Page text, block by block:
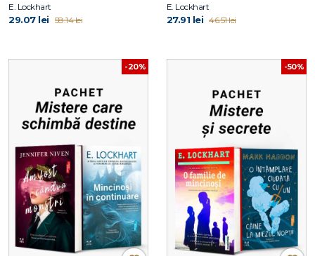
E. Lockhart
29.07 lei 58.14 lei
E. Lockhart
27.91 lei 46.51 lei
-20% -50%